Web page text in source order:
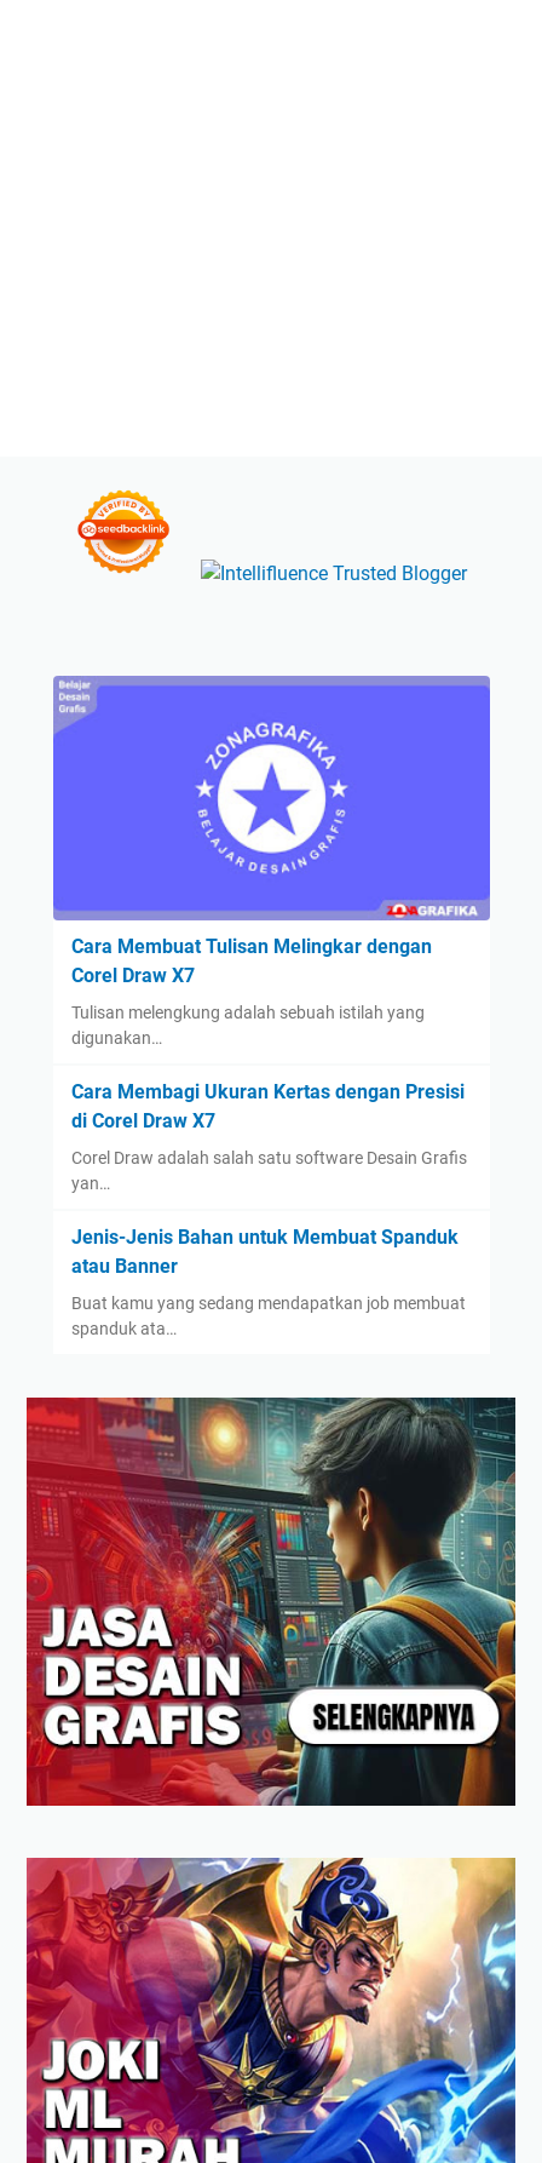
Cara Membuat Tulisan Melingkar dengan
Corel Draw X7
Tulisan melengkung adalah sebuah istilah yang
digunakan…
Cara Membagi Ukuran Kertas dengan Presisi
di Corel Draw X7
Corel Draw adalah salah satu software Desain Grafis
yan…
Jenis-Jenis Bahan untuk Membuat Spanduk
atau Banner
Buat kamu yang sedang mendapatkan job membuat
spanduk ata…